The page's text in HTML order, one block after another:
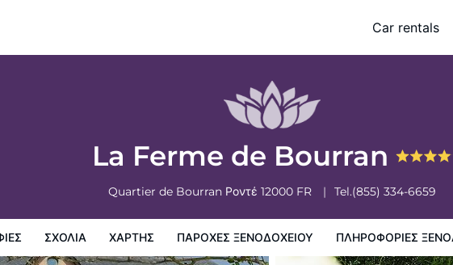
Car rentals
La Ferme de Bourran
Quartier de Bourran Ροντέ 12000 FR Tel.(855) 334-6659
ΣΧΌΛΙΑ ΧΆΡΤΗΣ ΠΑΡΟΧΕΣ ΞΕΝΟΔΟΧΕΙΟΥ ΠΛΗΡΟΦΟΡΊΕΣ
Πολιτικη ξενοδοχείων